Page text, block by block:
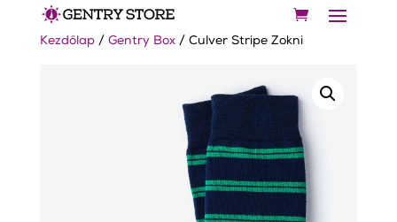
Kezdőlap/ Gentry Box/ Culver Stripe Zokni